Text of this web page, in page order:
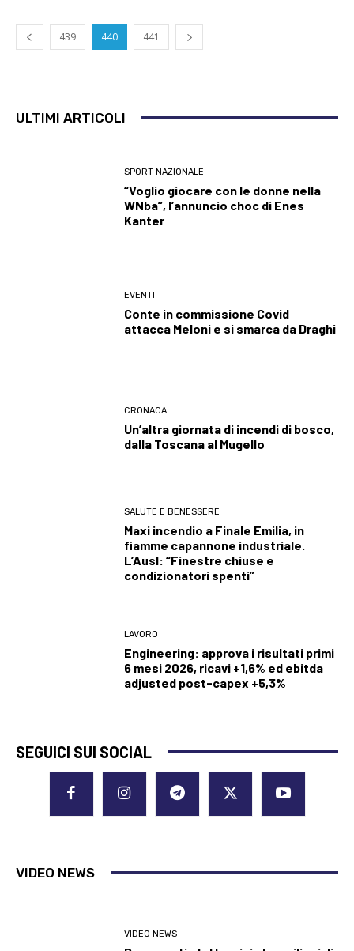
439 440 441
ULTIMI ARTICOLI
SPORT NAZIONALE
“Voglio giocare con le donne nella
WNba”, l’annuncio choc di Enes
Kanter
EVENTI
Conte in commissione Covid
attacca Meloni e si smarca da Draghi
CRONACA
Un’altra giornata di incendi di bosco,
dalla Toscana al Mugello
SALUTE E BENESSERE
Maxi incendio a Finale Emilia, in
fiamme capannone industriale.
L’Ausl: “Finestre chiuse e
condizionatori spenti”
LAVORO
Engineering: approva i risultati primi
6 mesi 2026, ricavi +1,6% ed ebitda
adjusted post-capex +5,3%
SEGUICI SUI SOCIAL
VIDEO NEWS
VIDEO NEWS